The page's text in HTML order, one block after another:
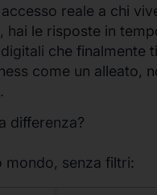
reale a chi
hai le risposte in
che finalmente
come un alleato,
differenza?
mondo, senza filtri: